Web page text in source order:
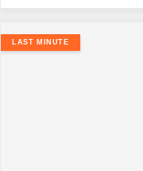
LAST MINUTE